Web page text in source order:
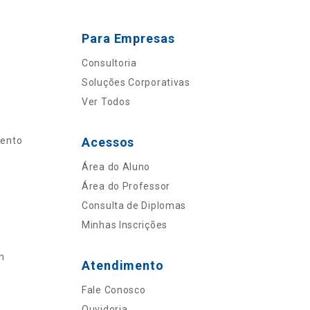
Para Empresas
Consultoria
Soluções Corporativas
Ver Todos
Acessos
Área do Aluno
Área do Professor
Consulta de Diplomas
Minhas Inscrições
Atendimento
Fale Conosco